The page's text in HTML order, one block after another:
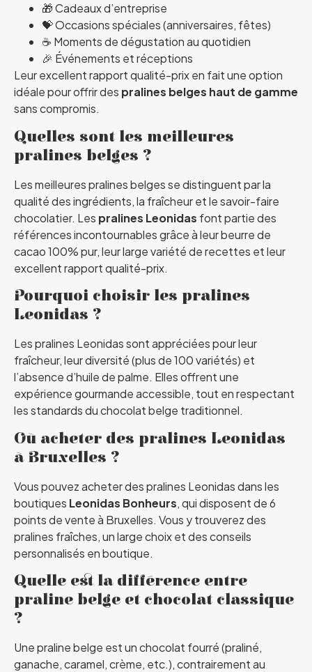
🎁 Cadeaux d’entreprise
💝 Occasions spéciales (anniversaires, fêtes)
☕ Moments de dégustation au quotidien
🎉 Événements et réceptions
Leur excellent rapport qualité-prix en fait une option
idéale pour offrir des pralines belges haut de gamme
sans compromis.
Quelles sont les meilleures
pralines belges ?
Les meilleures pralines belges se distinguent par la
qualité des ingrédients, la fraîcheur et le savoir-faire
chocolatier. Les pralines Leonidas font partie des
références incontournables grâce à leur beurre de
cacao 100% pur, leur large variété de recettes et leur
excellent rapport qualité-prix.
Pourquoi choisir les pralines
Leonidas ?
Les pralines Leonidas sont appréciées pour leur
fraîcheur, leur diversité (plus de 100 variétés) et
l’absence d’huile de palme. Elles offrent une
expérience gourmande accessible, tout en respectant
les standards du chocolat belge traditionnel.
Où acheter des pralines Leonidas
à Bruxelles ?
Vous pouvez acheter des pralines Leonidas dans les
boutiques Leonidas Bonheurs, qui disposent de 6
points de vente à Bruxelles. Vous y trouverez des
pralines fraîches, un large choix et des conseils
personnalisés en boutique.
Quelle est la différence entre
praline belge et chocolat classique
?
Une praline belge est un chocolat fourré (praliné,
ganache, caramel, crème, etc.), contrairement au